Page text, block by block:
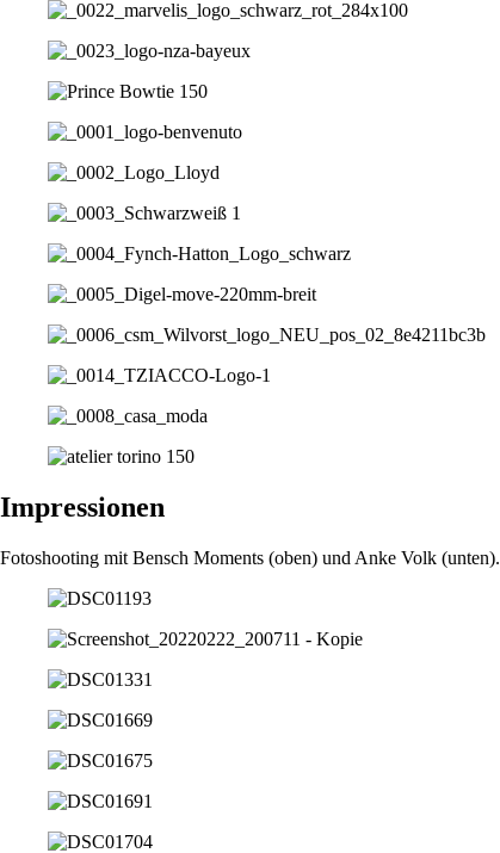
Impres­sionen
Fotoshooting mit Bensch Moments (oben) und Anke Volk (unten).